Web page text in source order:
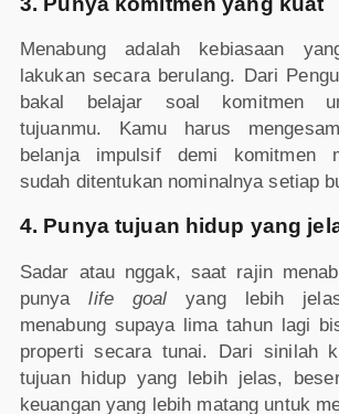
Menabung adalah kebiasaan
lakukan secara berulang. Dari
bakal belajar soal komitmen
tujuanmu. Kamu harus
belanja impulsif demi komitmen
sudah ditentukan nominalnya setiap
4. Punya tujuan hidup yang
Sadar atau nggak, saat rajin
punyalife goal yang lebih
menabung supaya lima tahun lagi
properti secara tunai. Dari sinilah
tujuan hidup yang lebih jelas,
keuangan yang lebih matang untuk